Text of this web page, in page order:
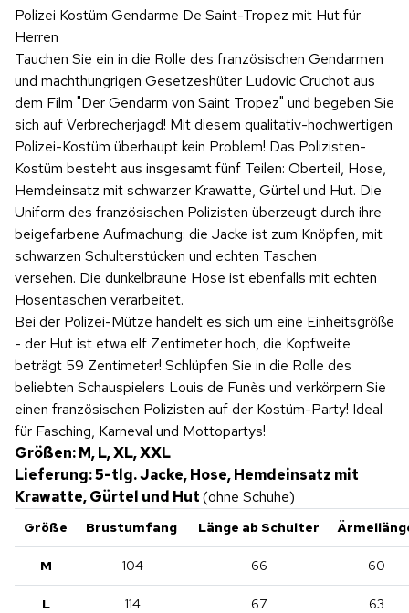
Polizei Kostüm Gendarme De Saint-Tropez mit Hut für
Herren
Tauchen Sie ein in die Rolle des französischen Gendarmen
und machthungrigen Gesetzeshüter Ludovic Cruchot aus
dem Film "Der Gendarm von Saint Tropez" und begeben Sie
sich auf Verbrecherjagd! Mit diesem qualitativ-hochwertigen
Polizei-Kostüm überhaupt kein Problem! Das Polizisten-
Kostüm besteht aus insgesamt fünf Teilen: Oberteil, Hose,
Hemdeinsatz mit schwarzer Krawatte, Gürtel und Hut. Die
Uniform des französischen Polizisten überzeugt durch ihre
beigefarbene Aufmachung: die Jacke ist zum Knöpfen, mit
schwarzen Schulterstücken und echten Taschen
versehen. Die dunkelbraune Hose ist ebenfalls mit echten
Hosentaschen verarbeitet.
Bei der Polizei-Mütze handelt es sich um eine Einheitsgröße
- der Hut ist etwa elf Zentimeter hoch, die Kopfweite
beträgt 59 Zentimeter! Schlüpfen Sie in die Rolle des
beliebten Schauspielers Louis de Funès und verkörpern Sie
einen französischen Polizisten auf der Kostüm-Party! Ideal
für Fasching, Karneval und Mottopartys!
Größen: M, L, XL, XXL
Lieferung: 5-tlg. Jacke, Hose, Hemdeinsatz mit
Krawatte, Gürtel und Hut(ohne Schuhe)
Größe Brustumfang Länge ab Schulter
M 104 66 60
L 114 67 63